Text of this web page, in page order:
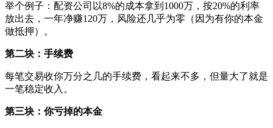
举个例子：配资公司以8%的成本拿到1000万，按20%的利率
放出去，一年净赚120万，风险还几乎为零（因为有你的本金
做抵押）。
第二块：手续费
每笔交易收你万分之几的手续费，看起来不多，但量大了就是
一笔稳定收入。
第三块：你亏掉的本金